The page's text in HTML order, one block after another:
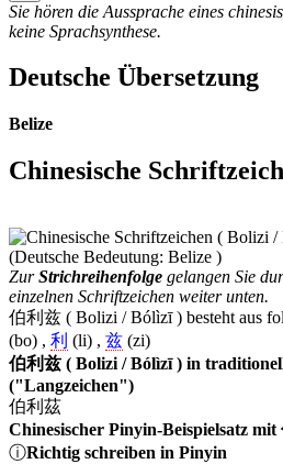
Sie hören die Aussprache eines
keine Sprachsynthese.
Deutsche Übersetzung
Belize
Chinesische
ZurStrichreihenfolge gelangen Sie
einzelnen Schriftzeichen weiter unten.
伯利兹 ( Bolizi / Bólìzī ) besteht aus
(bo) , 利 (li) , 兹 (zi)
伯利兹 ( Bolizi / Bólìzī ) in
("Langzeichen")
伯利茲
Chinesischer Pinyin-Beispielsatz
ⓘRichtig schreiben in Pinyin